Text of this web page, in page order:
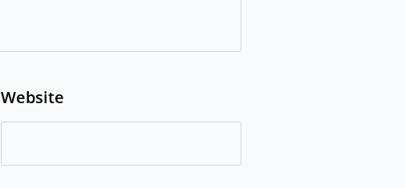
Website